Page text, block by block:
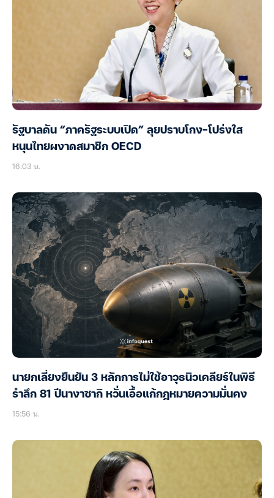
รัฐบาลดัน “ภาครัฐระบบเปิด” ลุยปราบโกง-โปร่งใส
หนุนไทยผงาดสมาชิก OECD
16:03 น.
นายกเลี่ยงยืนยัน 3 หลักการไม่ใช้อาวุธนิวเคลียร์ในพิธี
รำลึก 81 ปีนางาซากิ หวั่นเอื้อแก้กฎหมายความมั่นคง
15:56 น.